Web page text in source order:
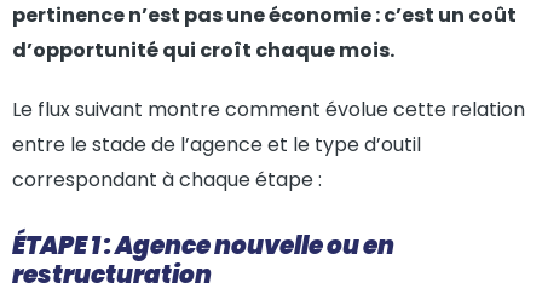
pertinence n’est pas une économie : c’est un coût
d’opportunité qui croît chaque mois.
Le flux suivant montre comment évolue cette relation
entre le stade de l’agence et le type d’outil
correspondant à chaque étape :
ÉTAPE 1 : Agence nouvelle ou en
restructuration